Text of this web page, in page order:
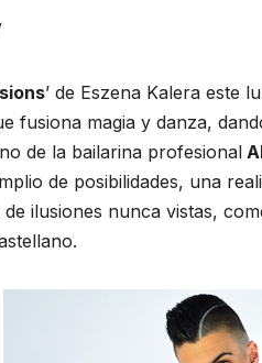
’ de Eszena Kalera este
fusiona magia y danza,
de la bailarina profesional
de posibilidades, una
ilusiones nunca vistas,